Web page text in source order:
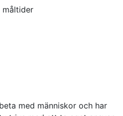
måltider
med människor och har